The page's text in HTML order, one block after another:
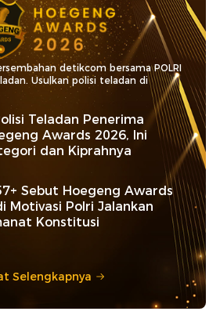
detikcom bersama POLRI
Usulkan polisi teladan di
Teladan Penerima
Awards 2026, Ini
dan Kiprahnya
Sebut Hoegeng Awards
Motivasi Polri Jalankan
Konstitusi
Selengkapnya